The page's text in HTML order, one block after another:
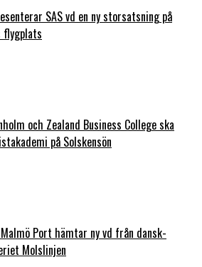
SAS vd en ny storsatsning på
flygplats
och Zealand Business College ska
på Solskensön
Malmö Port hämtar ny vd från dansk-
Molslinjen